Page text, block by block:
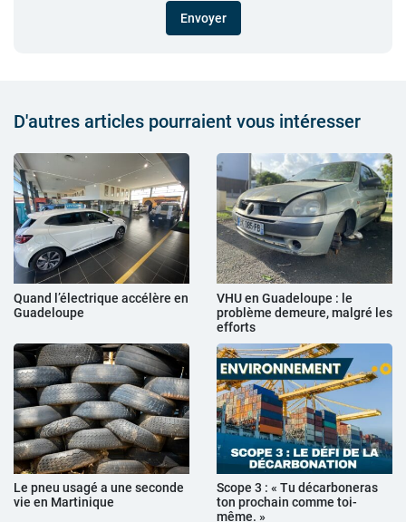
Envoyer
D'autres articles pourraient vous intéresser
Quand l’électrique accélère en
Guadeloupe
VHU en Guadeloupe : le
problème demeure, malgré les
efforts
Le pneu usagé a une seconde
vie en Martinique
Scope 3 : « Tu décarboneras
ton prochain comme toi-
même. »